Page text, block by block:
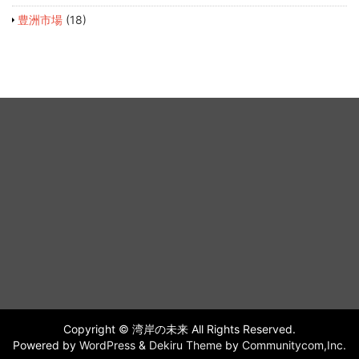
豊洲市場 (18)
Copyright © 湾岸の未来 All Rights Reserved.
Powered by WordPress & Dekiru Theme by Communitycom,Inc.